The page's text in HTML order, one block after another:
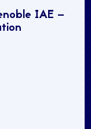
IAE –